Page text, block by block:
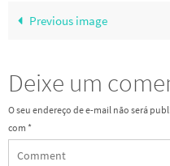
Previous image
Deixe um
O seu endereço de e-mail não será
com *